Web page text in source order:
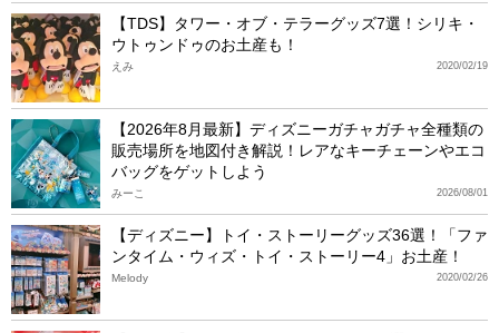
【TDS】タワー・オブ・テラーグッズ7選！シリキ・
ウトゥンドゥのお土産も！
2020/02/19
えみ
【2026年8月最新】ディズニーガチャガチャ全種類の
販売場所を地図付き解説！レアなキーチェーンやエコ
バッグをゲットしよう
2026/08/01
みーこ
【ディズニー】トイ・ストーリーグッズ36選！「ファ
ンタイム・ウィズ・トイ・ストーリー4」お土産！
2020/02/26
Melody